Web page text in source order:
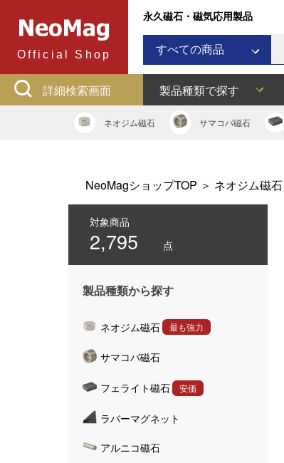
Official Shop
永久磁石・磁気応用製品
すべての商品
サマコバ磁石
フェライト磁石
ネオジムボンド磁石
ネオジフック
多用途吸着バー
マグネット吸着器
ハンドマグネット
マグネットキャッチャ
磁気活水器
磁気計測器
詳細検索画面 製品種類で探す
ネオジム磁石 サマコバ磁石
NeoMagショップTOP ＞ ネオジム磁石
対象商品
2,795 点
製品種類から探す
ネオジム磁石 最も強力
サマコバ磁石
フェライト磁石 安価
ラバーマグネット
アルニコ磁石